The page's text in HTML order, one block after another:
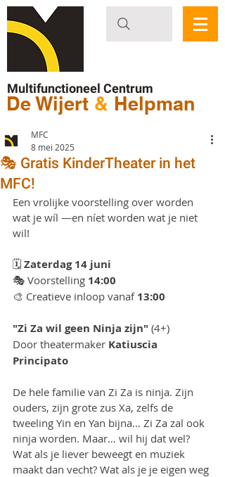
Multifunctioneel Centrum
De Wijert & Helpman
🎭 Gratis KinderTheater in het
MFC!
MFC
8 mei 2025
Een vrolijke voorstelling over worden
wat je wíl —en níet worden wat je niet
wil!
🗓 Zaterdag 14 juni
🎭 Voorstelling 14:00
🎨 Creatieve inloop vanaf 13:00
"Zi Za wil geen Ninja zijn" (4+)
Door theatermaker Katiuscia
Principato
De hele familie van Zi Za is ninja. Zijn
ouders, zijn grote zus Xa, zelfs de
tweeling Yin en Yan bijna… Zi Za zal ook
ninja worden. Maar… wil hij dat wel?
Wat als je liever beweegt en muziek
maakt dan vecht? Wat als je je eigen weg